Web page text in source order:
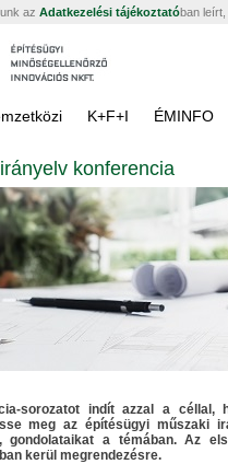
az Adatkezelési tájékoztatóban
K+F+I ÉMINFO
konferencia
sorozatot indít azzal a céllal,
meg az építésügyi műszaki
gondolataikat a témában. Az
kerül megrendezésre.